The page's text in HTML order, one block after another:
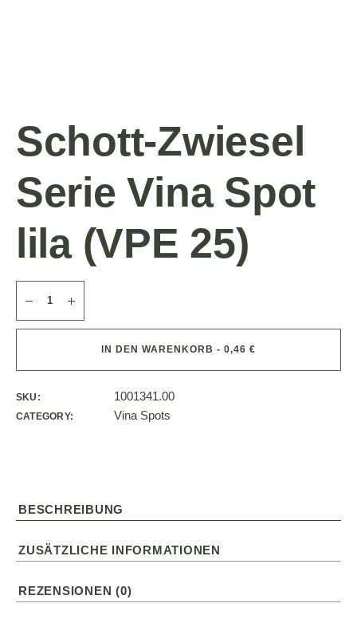
Schott-Zwiesel
Serie Vina Spot
lila (VPE 25)
IN DEN WARENKORB - 0,46 €
SKU: 1001341.00
CATEGORY: Vina Spots
BESCHREIBUNG
ZUSÄTZLICHE INFORMATIONEN
REZENSIONEN (0)